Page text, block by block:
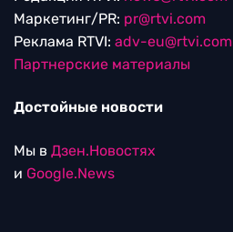
Маркетинг/PR: pr@rtvi.com
Реклама RTVI: adv-eu@rtvi.com
Партнерские материалы
Достойные новости
Мы в Дзен.Новостях
и Google.News